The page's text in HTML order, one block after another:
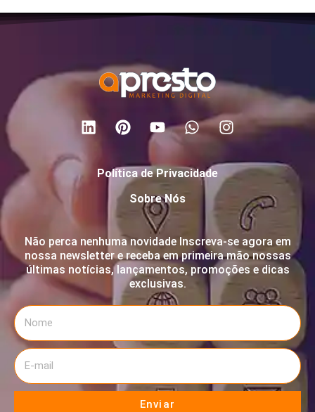
Política de Privacidade
Sobre Nós
Não perca nenhuma novidade Inscreva-se agora em
nossa newsletter e receba em primeira mão nossas
últimas notícias, lançamentos, promoções e dicas
exclusivas.
Enviar